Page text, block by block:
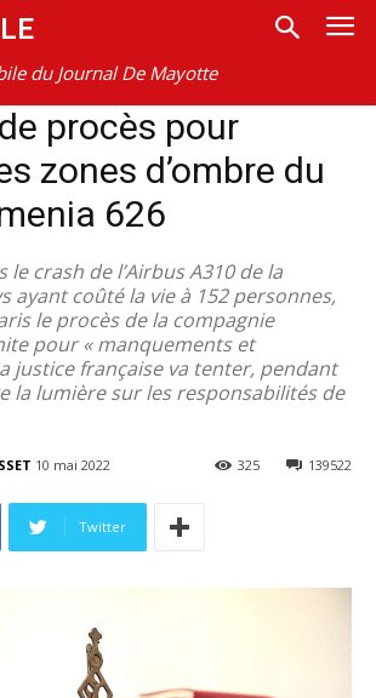
du Journal De Mayotte
procès pour
zones d’ombre du
626
le crash de l’Airbus A310 de la
ayant coûté la vie à 152 personnes,
le procès de la compagnie
pour « manquements et
justice française va tenter, pendant
la lumière sur les responsabilités de
10 mai 2022 139522
325
Twitter